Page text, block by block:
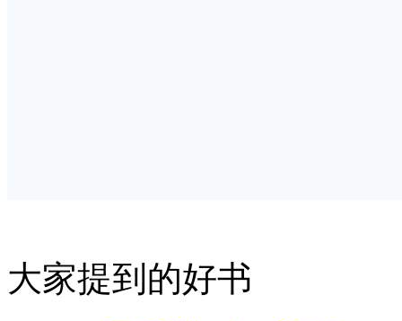
大家提到的好书